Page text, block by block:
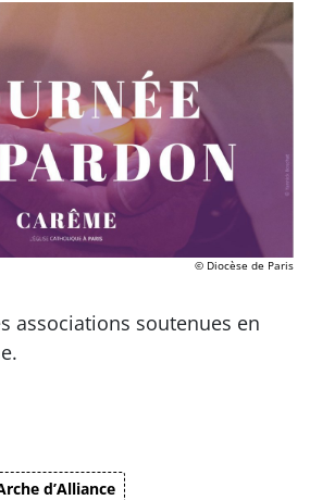
© Diocèse de Paris
associations soutenues en
d’Alliance